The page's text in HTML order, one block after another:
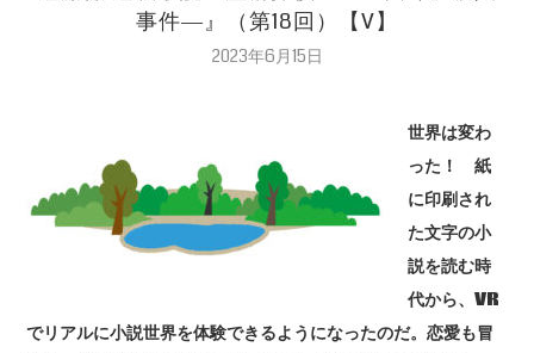
事件―』（第18回）【V】
2023年6月15日
世界は変わ
った！ 紙
に印刷され
た文字の小
説を読む時
代から、VR
でリアルに小説世界を体験できるようになったのだ。恋愛も冒